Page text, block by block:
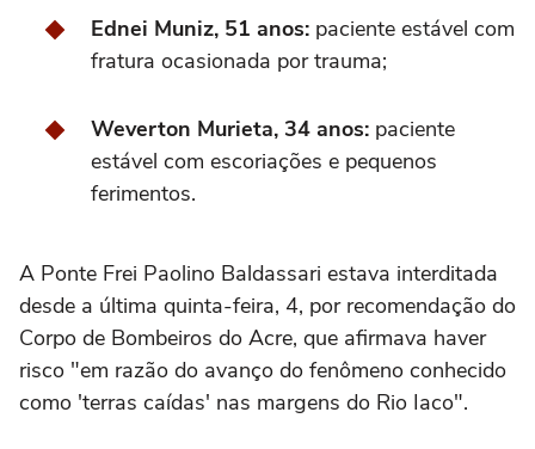
Ednei Muniz, 51 anos: paciente estável com
fratura ocasionada por trauma;
Weverton Murieta, 34 anos: paciente
estável com escoriações e pequenos
ferimentos.
A Ponte Frei Paolino Baldassari estava interditada
desde a última quinta-feira, 4, por recomendação do
Corpo de Bombeiros do Acre, que afirmava haver
risco "em razão do avanço do fenômeno conhecido
como 'terras caídas' nas margens do Rio Iaco".